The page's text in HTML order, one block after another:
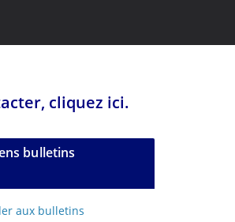
cliquez ici.
bulletins
aux bulletins